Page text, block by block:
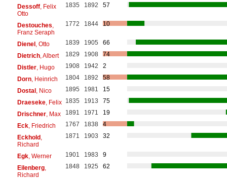
Dessoff, Felix
Otto
1835 1892 57
Destouches
Franz Seraph
1772 1844 10
Dienel, Otto 1839 1905
66
Dietrich, Albert 1829 1908
74
Distler, Hugo 1908 1942
2
Dorn, Heinrich 1804 1892
58
Dostal, Nico 1895 1981
15
Draeseke, Felix 1835 1913
75
Drischner, Max 1891 1971
19
Eck, Friedrich 1767 1838
4
Eckhold,
Richard
1871 1903 32
Egk, Werner 1901 1983
9
Eilenberg,
Richard
1848 1925 62